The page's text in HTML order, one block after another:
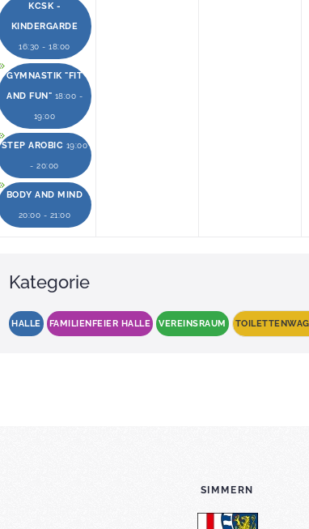
KCSK -
KINDERGARDE
16:30 - 18:00
GYMNASTIK "FIT
AND FUN" 18:00 -
19:00
STEP AROBIC 19:00
- 20:00
BODY AND MIND
20:00 - 21:00
Kategorie
HALLE FAMILIENFEIER HALLE VEREINSRAUM
SIMMERN